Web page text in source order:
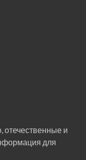
отечественные и
для